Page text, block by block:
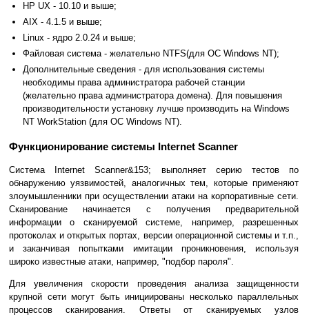
HP UX - 10.10 и выше;
AIX - 4.1.5 и выше;
Linux - ядро 2.0.24 и выше;
Файловая система - желательно NTFS(для ОС Windows NT);
Дополнительные сведения - для использования системы
необходимы права администратора рабочей станции
(желательно права администратора домена). Для повышения
производительности установку лучше производить на Windows
NT WorkStation (для ОС Windows NT).
Функционирование системы Internet Scanner
Система Internet Scanner&153; выполняет серию тестов по
обнаружению уязвимостей, аналогичных тем, которые применяют
злоумышленники при осуществлении атаки на корпоративные сети.
Сканирование начинается с получения предварительной
информации о сканируемой системе, например, разрешенных
протоколах и открытых портах, версии операционной системы и т.п.,
и заканчивая попытками имитации проникновения, используя
широко известные атаки, например, "подбор пароля".
Для увеличения скорости проведения анализа защищенности
крупной сети могут быть инициированы несколько параллельных
процессов сканирования. Ответы от сканируемых узлов